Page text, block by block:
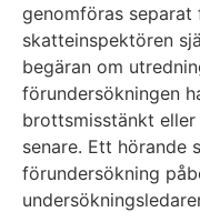
genomföras
skatteinspektören
begäran om
förundersökningen
brottsmisstänkt
senare. Ett hörande
förundersökning